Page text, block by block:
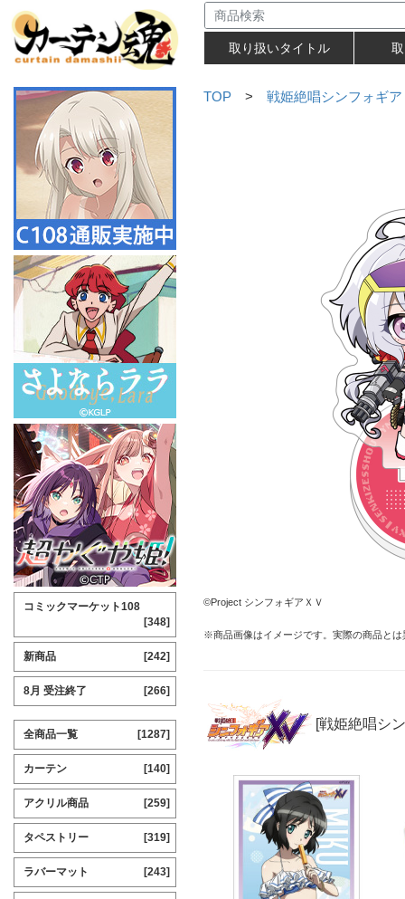
取り扱いタイトル
TOP > 戦姫絶唱シンフォギ
©Project シンフォギアＸＶ
※商品画像はイメージです。実際の商品と
[戦姫絶唱シ
コミックマーケット108
[348]
新商品 [242]
8月 受注終了 [266]
全商品一覧 [1287]
カーテン [140]
アクリル商品 [259]
タペストリー [319]
ラバーマット [243]